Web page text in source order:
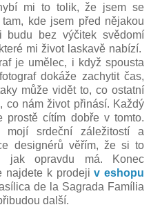
mi to tolik, že jsem se
kde jsem před nějakou
bez výčitek svědomí
mi život laskavě nabízí.
je umělec, i když spousta
dokáže zachytit čas,
může vidět to, co ostatní
co nám život přinásí. Každý
cítím dobře v tomto.
mojí srdeční záležitostí a
designérů věřím, že si to
jak opravdu má. Konec
najdete k prodejiv eshopu
de la Sagrada Família
další.